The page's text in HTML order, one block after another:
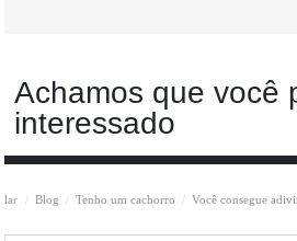
Achamos que você
interessado
lar Blog Tenho um cachorro Você consegue